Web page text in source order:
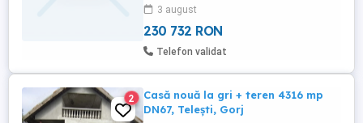
3 august
230 732 RON
Telefon validat
2
Casă nouă la gri + teren 4316 mp
DN67, Telești, Gorj